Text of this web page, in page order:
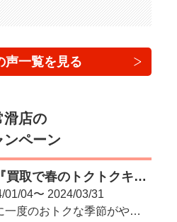
声一覧を見る
滑店の
ンペーン
＊.｡.＊ﾟ『買取で春のトクトクキャンペーン♪』＊.｡.＊ﾟ
01/04〜 2024/03/31
୨୧：半年に一度のおトクな季節がやってきた！：୨୧